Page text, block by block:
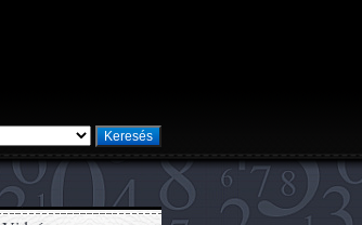
Keresés